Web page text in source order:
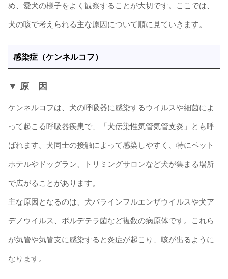
め、愛犬の様子をよく観察することが大切です。ここでは、
犬の咳で考えられる主な原因について順に見ていきます。
感染症（ケンネルコフ）
▼ 原 因
ケンネルコフは、犬の呼吸器に感染するウイルスや細菌によ
って起こる呼吸器疾患で、「犬伝染性気管気管支炎」とも呼
ばれます。犬同士の接触によって感染しやすく、特にペット
ホテルやドッグラン、トリミングサロンなど犬が集まる場所
で広がることがあります。
主な原因となるのは、犬パラインフルエンザウイルスや犬ア
デノウイルス、ボルデテラ菌など複数の病原体です。これら
が気管や気管支に感染すると炎症が起こり、咳が出るように
なります。